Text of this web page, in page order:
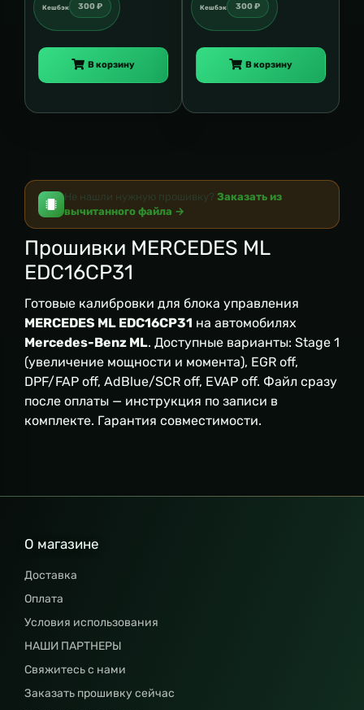
Кешбэк 300 ₽
В корзину
Кешбэк 300 ₽
В корзину
Не нашли нужную прошивку? Заказать из
вычитанного файла →
Прошивки MERCEDES ML
EDC16CP31
Готовые калибровки для блока управления
MERCEDES ML EDC16CP31 на автомобилях
Mercedes-Benz ML. Доступные варианты: Stage 1
(увеличение мощности и момента), EGR off,
DPF/FAP off, AdBlue/SCR off, EVAP off. Файл сразу
после оплаты — инструкция по записи в
комплекте. Гарантия совместимости.
О магазине
Доставка
Оплата
Условия использования
НАШИ ПАРТНЕРЫ
Свяжитесь с нами
Заказать прошивку сейчас